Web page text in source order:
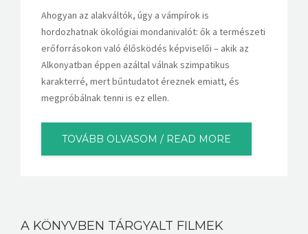
Ahogyan az alakváltók, úgy a vámpírok is
hordozhatnak ökológiai mondanivalót: ők a természeti
erőforrásokon való élősködés képviselői – akik az
Alkonyatban éppen azáltal válnak szimpatikus
karakterré, mert bűntudatot éreznek emiatt, és
megpróbálnak tenni is ez ellen.
TOVÁBB OLVASOM / READ MORE
A KÖNYVBEN TÁRGYALT FILMEK